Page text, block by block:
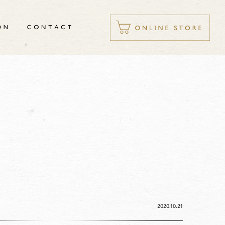
2020.10.21